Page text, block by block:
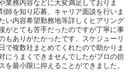
業務内容などに大変満足しておりま
師を知り応募、キャリア面談を行いま
い内容希望勤務地等詳しくヒアリング
がとても苦手だったのですが丁寧に事
もありがたかったです。スケジューリ
で複数社まとめてくれたので助かりま
にうまくできませんでしたがプロの担
を最小限に抑えることができました。